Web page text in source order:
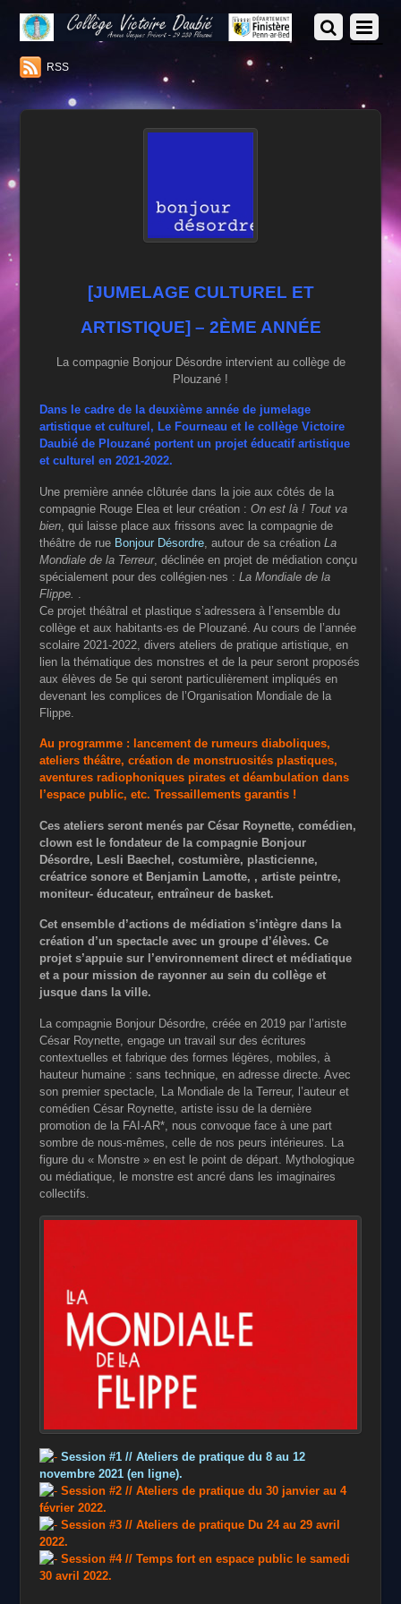
RSS
[JUMELAGE CULTUREL ET
ARTISTIQUE] – 2ÈME ANNÉE
La compagnie Bonjour Désordre intervient au collège de
Plouzané !
Dans le cadre de la deuxième année de jumelage
artistique et culturel, Le Fourneau et le collège Victoire
Daubié de Plouzané portent un projet éducatif artistique
et culturel en 2021-2022.
Une première année clôturée dans la joie aux côtés de la
compagnie Rouge Elea et leur création : On est là ! Tout va
bien, qui laisse place aux frissons avec la compagnie de
théâtre de rue Bonjour Désordre, autour de sa création La
Mondiale de la Terreur, déclinée en projet de médiation conçu
spécialement pour des collégien·nes : La Mondiale de la
Flippe.
Ce projet théâtral et plastique s’adressera à l’ensemble du
collège et aux habitants·es de Plouzané. Au cours de l’année
scolaire 2021-2022, divers ateliers de pratique artistique, en
lien la thématique des monstres et de la peur seront proposés
aux élèves de 5e qui seront particulièrement impliqués en
devenant les complices de l’Organisation Mondiale de la
Flippe.
Au programme : lancement de rumeurs diaboliques,
ateliers théâtre, création de monstruosités plastiques,
aventures radiophoniques pirates et déambulation dans
l’espace public, etc. Tressaillements garantis !
Ces ateliers seront menés par César Roynette, comédien,
clown est le fondateur de la compagnie Bonjour
Désordre, Lesli Baechel, costumière, plasticienne,
créatrice sonore et Benjamin Lamotte, , artiste peintre,
moniteur- éducateur, entraîneur de basket.
Cet ensemble d’actions de médiation s’intègre dans la
création d’un spectacle avec un groupe d’élèves. Ce
projet s’appuie sur l’environnement direct et médiatique
et a pour mission de rayonner au sein du collège et
jusque dans la ville.
La compagnie Bonjour Désordre, créée en 2019 par l’artiste
César Roynette, engage un travail sur des écritures
contextuelles et fabrique des formes légères, mobiles, à
hauteur humaine : sans technique, en adresse directe. Avec
son premier spectacle, La Mondiale de la Terreur, l’auteur et
comédien César Roynette, artiste issu de la dernière
promotion de la FAI-AR*, nous convoque face à une part
sombre de nous-mêmes, celle de nos peurs intérieures. La
figure du « Monstre » en est le point de départ. Mythologique
ou médiatique, le monstre est ancré dans les imaginaires
collectifs.
Session #1 // Ateliers de pratique du 8 au 12
novembre 2021 (en ligne).
Session #2 // Ateliers de pratique du 30 janvier au 4
février 2022.
Session #3 // Ateliers de pratique Du 24 au 29 avril
2022.
Session #4 // Temps fort en espace public le samedi
30 avril 2022.